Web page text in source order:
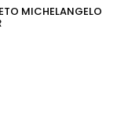
MICHELANGELO